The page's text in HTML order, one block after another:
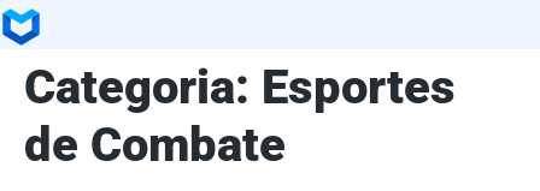
Categoria: Esportes
de Combate